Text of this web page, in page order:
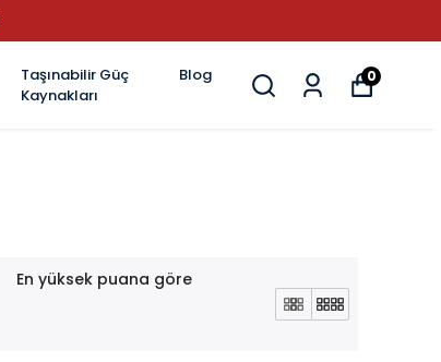
Taşınabilir Güç
Kaynakları
Blog 0
En yüksek puana göre